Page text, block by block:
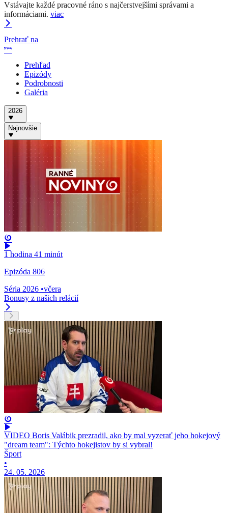
Vstávajte každé pracovné ráno s najčerstvejšími správami a
informáciami. viac
Prehrať na
Prehľad
Epizódy
Podrobnosti
Galéria
2026
Najnovšie
1 hodina 41 minút
Epizóda 806
Séria 2026 •včera
Bonusy z našich relácií
VIDEO Boris Valábik prezradil, ako by mal vyzerať jeho hokejový
"dream team": Týchto hokejistov by si vybral!
Šport
•
24. 05. 2026